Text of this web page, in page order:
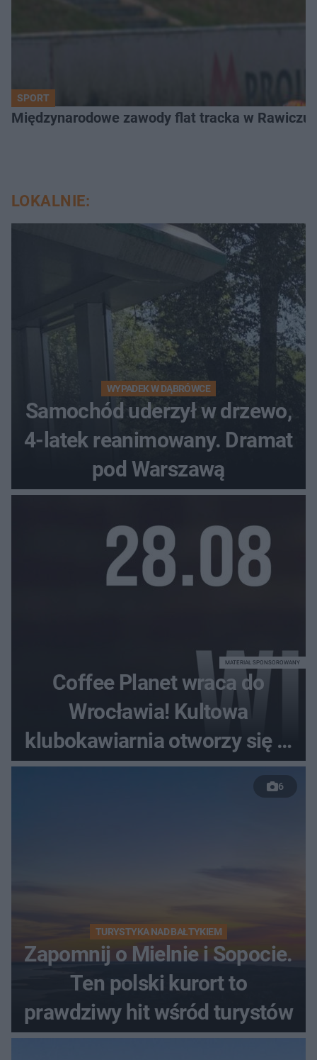
SPORT
Międzynarodowe zawody flat tracka w
LOKALNIE:
WYPADEK W DĄBRÓWCE
Samochód uderzył w drzewo,
4-latek reanimowany. Dramat
pod Warszawą
Coffee Planet wraca do
Wrocławia! Kultowa
klubokawiarnia otworzy się w
nowym miejscu
MATERIAŁ SPONSOROWANY
6
TURYSTYKA NAD BAŁTYKIEM
Zapomnij o Mielnie i Sopocie.
Ten polski kurort to
prawdziwy hit wśród turystów